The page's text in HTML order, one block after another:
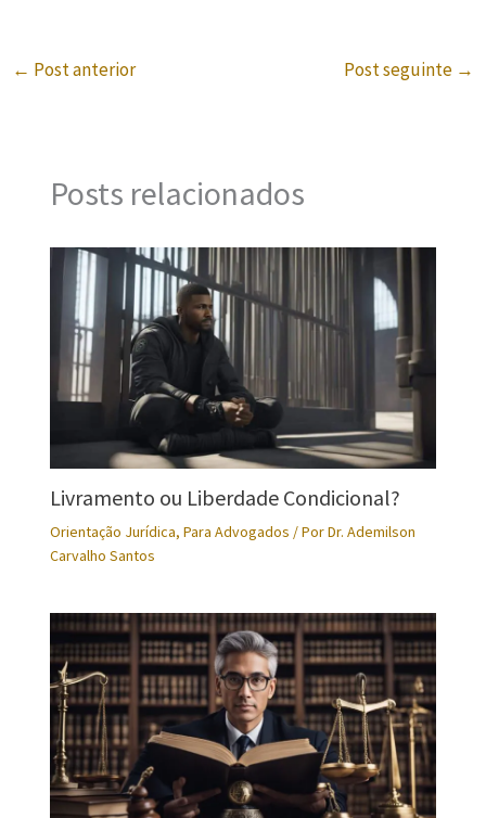
← Post anterior Post seguinte →
Posts relacionados
Livramento ou Liberdade Condicional?
Orientação Jurídica, Para Advogados / PorDr. Ademilson
Carvalho Santos